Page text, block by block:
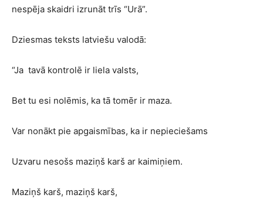
nespēja skaidri izrunāt trīs “Urā”.
Dziesmas teksts latviešu valodā:
“Ja tavā kontrolē ir liela valsts,
Bet tu esi nolēmis, ka tā tomēr ir maza.
Var nonākt pie apgaismības, ka ir nepieciešams
Uzvaru nesošs maziņš karš ar kaimiņiem.
Maziņš karš, maziņš karš,